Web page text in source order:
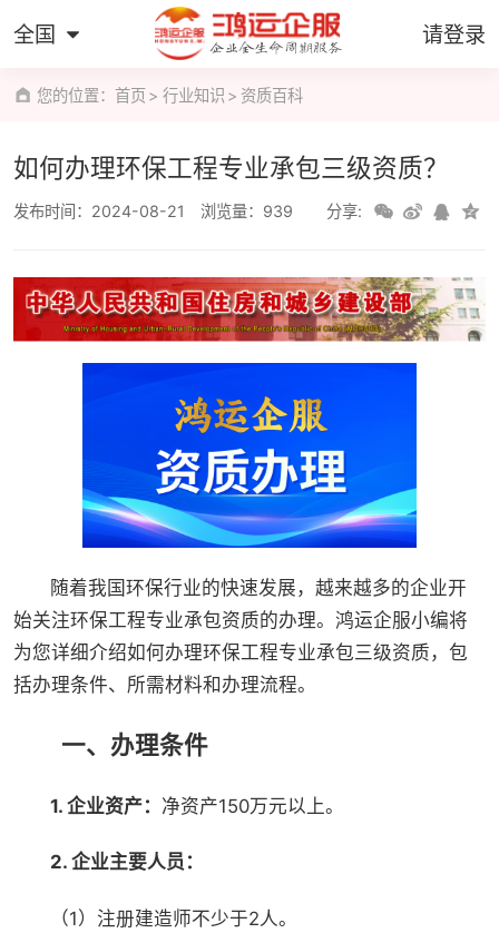
全国 请登录
您的位置：首页 行业知识 资质百科
如何办理环保工程专业承包三级资质？
发布时间：2024-08-21 浏览量：939 分享:
随着我国环保行业的快速发展，越来越多的企业开
始关注环保工程专业承包资质的办理。鸿运企服小编将
为您详细介绍如何办理环保工程专业承包三级资质，包
括办理条件、所需材料和办理流程。
一、办理条件
1. 企业资产： 净资产150万元以上。
2. 企业主要人员：
（1）注册建造师不少于2人。